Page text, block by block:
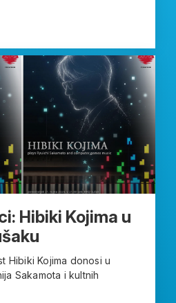
Hibiki Kojima u
Hibiki Kojima donosi u
Sakamota i kultnih